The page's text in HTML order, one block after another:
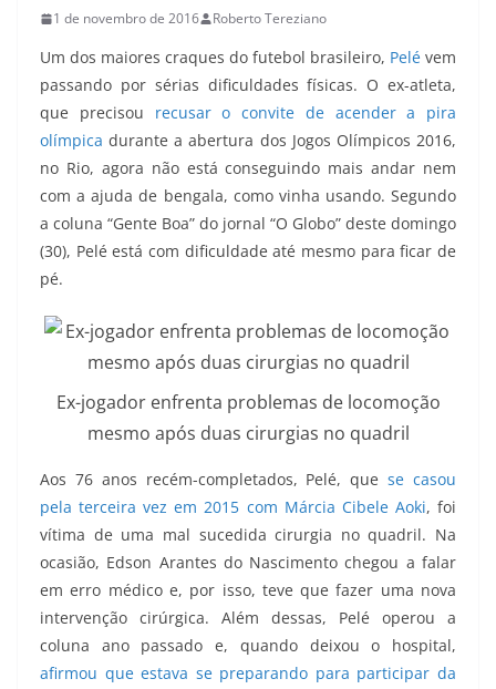
1 de novembro de 2016 Roberto Tereziano
Um dos maiores craques do futebol brasileiro, Pelé vem
passando por sérias dificuldades físicas. O ex-atleta,
que precisou recusar o convite de acender a pira
olímpica durante a abertura dos Jogos Olímpicos 2016,
no Rio, agora não está conseguindo mais andar nem
com a ajuda de bengala, como vinha usando. Segundo
a coluna “Gente Boa” do jornal “O Globo” deste domingo
(30), Pelé está com dificuldade até mesmo para ficar de
pé.
Ex-jogador enfrenta problemas de locomoção
mesmo após duas cirurgias no quadril
Aos 76 anos recém-completados, Pelé, quese casou
pela terceira vez em 2015 com Márcia Cibele Aoki, foi
vítima de uma mal sucedida cirurgia no quadril. Na
ocasião, Edson Arantes do Nascimento chegou a falar
em erro médico e, por isso, teve que fazer uma nova
intervenção cirúrgica. Além dessas, Pelé operou a
coluna ano passado e, quando deixou o hospital,
afirmou que estava se preparando para participar da